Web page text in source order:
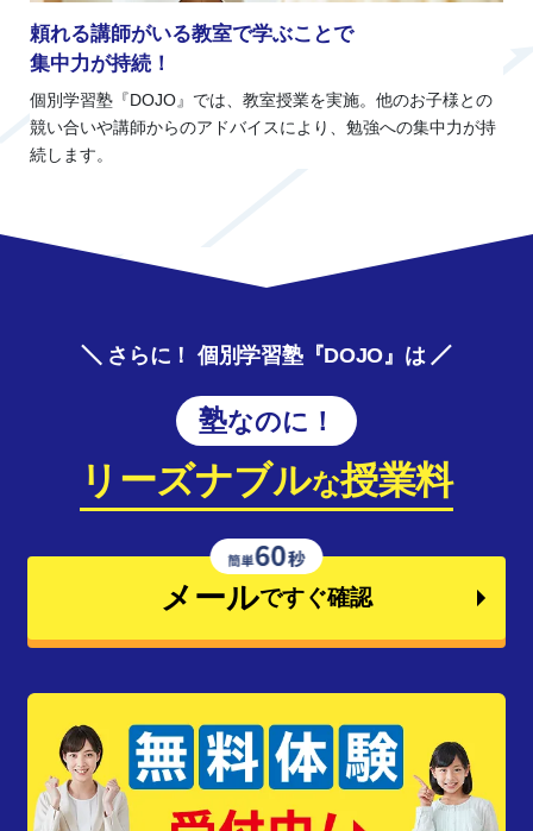
頼れる講師がいる教室で学ぶことで
集中力が持続！
個別学習塾『DOJO』では、教室授業を実施。他のお子様との
競い合いや講師からのアドバイスにより、勉強への集中力が持
続します。
さらに！ 個別学習塾『DOJO』は
塾なのに！
リーズナブルな授業料
メールですぐ確認